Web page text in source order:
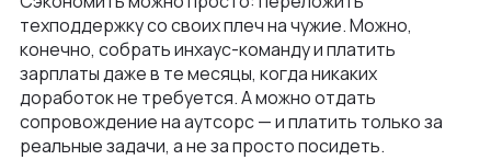
техподдержку со своих плеч на чужие. Можно,
конечно, собрать инхаус-команду и платить
зарплаты даже в те месяцы, когда никаких
доработок не требуется. А можно отдать
сопровождение на аутсорс — и платить только за
реальные задачи, а не за просто посидеть.